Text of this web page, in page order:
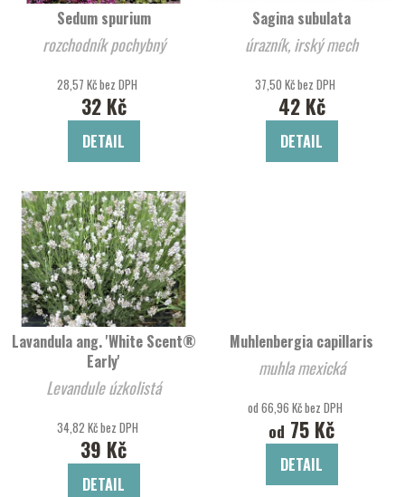
Sedum spurium
rozchodník pochybný
28,57 Kč bez DPH
32 Kč
DETAIL
Sagina subulata
úrazník, irský mech
37,50 Kč bez DPH
42 Kč
DETAIL
Lavandula ang. 'White Scent®
Early'
Levandule úzkolistá
34,82 Kč bez DPH
39 Kč
DETAIL
Muhlenbergia capillaris
muhla mexická
od 66,96 Kč bez DPH
od 75 Kč
DETAIL